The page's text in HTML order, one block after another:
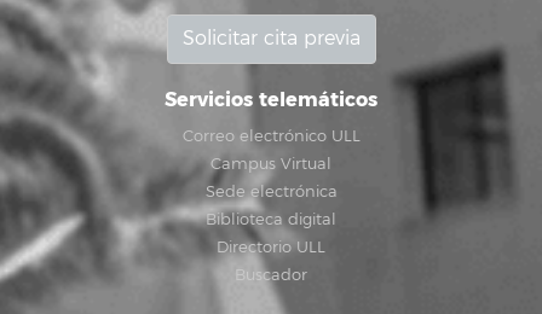
Solicitar cita previa
Servicios telemáticos
Correo electrónico ULL
Campus Virtual
Sede electrónica
Biblioteca digital
Directorio ULL
Buscador